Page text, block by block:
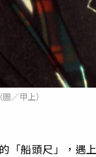
／甲上）
「船頭尺」，遇